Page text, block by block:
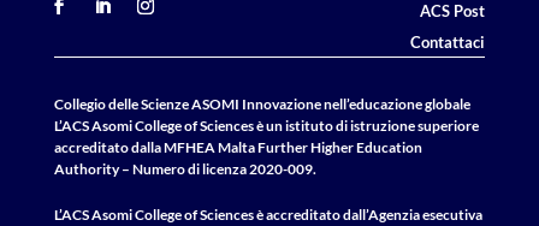
ACS Post
Contattaci
Collegio delle Scienze ASOMI Innovazione nell’educazione globale
L’ACS Asomi College of Sciences è un istituto di istruzione superiore
accreditato dalla MFHEA Malta Further Higher Education
Authority – Numero di licenza 2020-009.
L’ACS Asomi College of Sciences è accreditato dall’Agenzia esecutiva